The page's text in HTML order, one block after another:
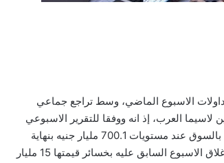
ما قيمته 15 مليار جنيه خلال تداولات الاسبوع الماضي، وسط تراجع جماعي
لاسيما العرب، إذ انه ووفقا للتقرير الاسبوعي
للبورصة المصرية فقد اغلق رأس المال السوقي للاسهم المدرجة بالسوق عند مستويات 700.1 مليار جنيه بنهاية
تداولات الاسبوع الماضي وذلك فى مقابل 715.1 مليار جنيه لدى اغلاق الاسبوع السابق عليه بخسائر قيمتها 15 مليار